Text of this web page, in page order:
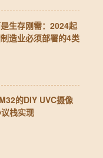
生存刚需：2024起
造业必须部署的4类
的DIY UVC摄像
栈实现